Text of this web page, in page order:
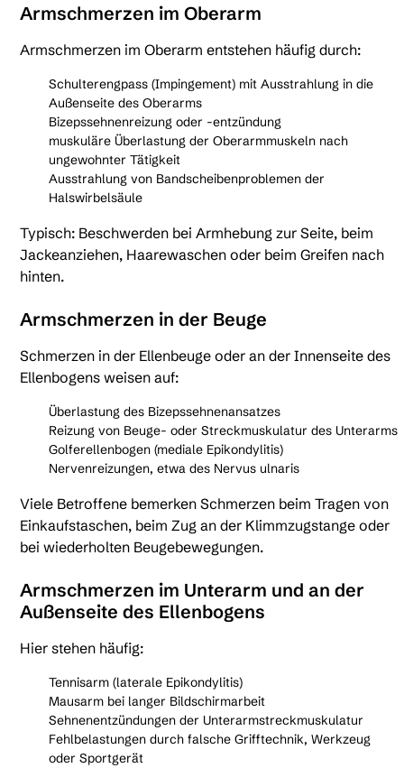
Armschmerzen im Oberarm
Armschmerzen im Oberarm entstehen häufig durch:
Schulterengpass (Impingement) mit Ausstrahlung in die
Außenseite des Oberarms
Bizepssehnenreizung oder -entzündung
muskuläre Überlastung der Oberarmmuskeln nach
ungewohnter Tätigkeit
Ausstrahlung von Bandscheibenproblemen der
Halswirbelsäule
Typisch: Beschwerden bei Armhebung zur Seite, beim
Jackeanziehen, Haarewaschen oder beim Greifen nach
hinten.
Armschmerzen in der Beuge
Schmerzen in der Ellenbeuge oder an der Innenseite des
Ellenbogens weisen auf:
Überlastung des Bizepssehnenansatzes
Reizung von Beuge- oder Streckmuskulatur des Unterarms
Golferellenbogen (mediale Epikondylitis)
Nervenreizungen, etwa des Nervus ulnaris
Viele Betroffene bemerken Schmerzen beim Tragen von
Einkaufstaschen, beim Zug an der Klimmzugstange oder
bei wiederholten Beugebewegungen.
Armschmerzen im Unterarm und an der
Außenseite des Ellenbogens
Hier stehen häufig:
Tennisarm (laterale Epikondylitis)
Mausarm bei langer Bildschirmarbeit
Sehnenentzündungen der Unterarmstreckmuskulatur
Fehlbelastungen durch falsche Grifftechnik, Werkzeug
oder Sportgerät